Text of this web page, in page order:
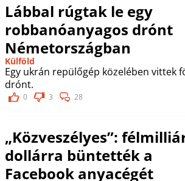
Lábbal rúgtak le egy
robbanóanyagos drónt
Németországban
Külföld
Egy ukrán repülőgép közelében vittek
drónt.
0 3 28
„Közveszélyes”:
dollárra büntették a
Facebook anyacégét